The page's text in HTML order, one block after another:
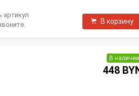
артикул
В корзину
В
448